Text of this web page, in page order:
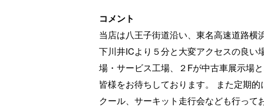
コメント
当店は八王子街道沿い、東名高速道路
下川井ICより５分と大変アクセスの良い
場・サービス工場、２Fが中古車展示場
皆様をお待ちしております。 また定期
クール、サーキット走行会なども行っ